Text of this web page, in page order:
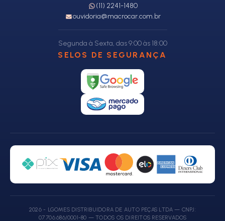
(11) 2241-1480
ouvidoria@macrocar.com.br
Segunda à Sexta, das 9:00 às 18:00
SELOS DE SEGURANÇA
2026 - LGOMES DISTRIBUIDORA DE AUTO PEÇAS LTDA — CNPJ:
07.706.686/0001-80 — TODOS OS DIREITOS RESERVADOS